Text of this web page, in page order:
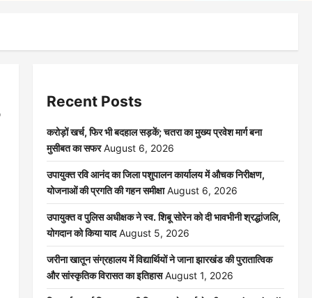
Recent Posts
करोड़ों खर्च, फिर भी बदहाल सड़कें; चतरा का मुख्य प्रवेश मार्ग बना
मुसीबत का सफर August 6, 2026
उपायुक्त रवि आनंद का जिला पशुपालन कार्यालय में औचक निरीक्षण,
योजनाओं की प्रगति की गहन समीक्षा August 6, 2026
उपायुक्त व पुलिस अधीक्षक ने स्व. शिबू सोरेन को दी भावभीनी श्रद्धांजलि,
योगदान को किया याद August 5, 2026
जरीना खातून संग्रहालय में विद्यार्थियों ने जाना झारखंड की पुरातात्विक
और सांस्कृतिक विरासत का इतिहास August 1, 2026